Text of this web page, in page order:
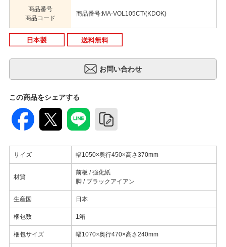
商品番号
商品コード
商品番号:MA-VOL105CT/(KDOK)
この商品をシェアする
サイズ 幅1050×奥行450×高さ370mm
材質
前板 / 強化紙
脚 / ブラックアイアン
生産国 日本
梱包数 1箱
梱包サイズ 幅1070×奥行470×高さ240mm